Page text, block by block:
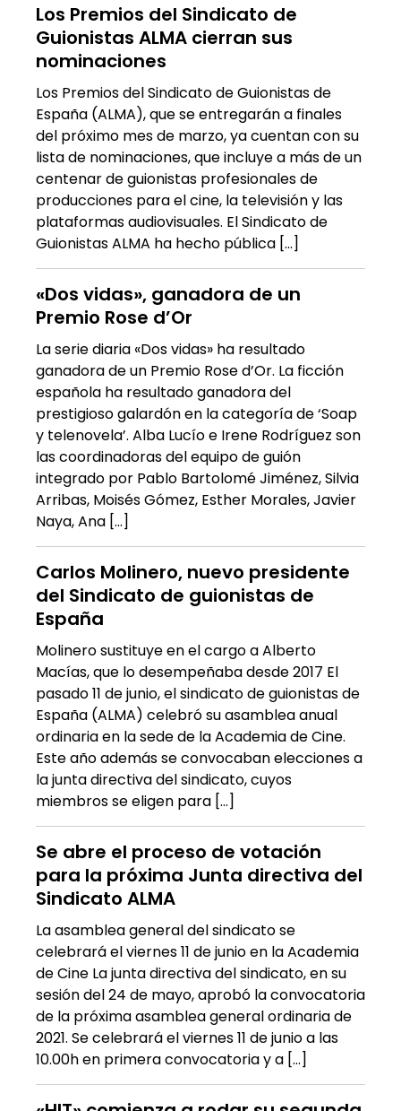
Los Premios del Sindicato de
Guionistas ALMA cierran sus
nominaciones
Los Premios del Sindicato de Guionistas de
España (ALMA), que se entregarán a finales
del próximo mes de marzo, ya cuentan con su
lista de nominaciones, que incluye a más de un
centenar de guionistas profesionales de
producciones para el cine, la televisión y las
plataformas audiovisuales. El Sindicato de
Guionistas ALMA ha hecho pública […]
«Dos vidas», ganadora de un
Premio Rose d’Or
La serie diaria «Dos vidas» ha resultado
ganadora de un Premio Rose d’Or. La ficción
española ha resultado ganadora del
prestigioso galardón en la categoría de ‘Soap
y telenovela’. Alba Lucío e Irene Rodríguez son
las coordinadoras del equipo de guión
integrado por Pablo Bartolomé Jiménez, Silvia
Arribas, Moisés Gómez, Esther Morales, Javier
Naya, Ana […]
Carlos Molinero, nuevo presidente
del Sindicato de guionistas de
España
Molinero sustituye en el cargo a Alberto
Macías, que lo desempeñaba desde 2017 El
pasado 11 de junio, el sindicato de guionistas de
España (ALMA) celebró su asamblea anual
ordinaria en la sede de la Academia de Cine.
Este año además se convocaban elecciones a
la junta directiva del sindicato, cuyos
miembros se eligen para […]
Se abre el proceso de votación
para la próxima Junta directiva del
Sindicato ALMA
La asamblea general del sindicato se
celebrará el viernes 11 de junio en la Academia
de Cine La junta directiva del sindicato, en su
sesión del 24 de mayo, aprobó la convocatoria
de la próxima asamblea general ordinaria de
2021. Se celebrará el viernes 11 de junio a las
10.00h en primera convocatoria y a […]